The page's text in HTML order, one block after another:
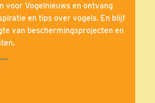
voor Vogelnieuws en ontvang
en tips over vogels. En blijf
van beschermingsprojecten en